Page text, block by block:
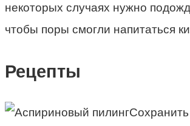
некоторых случаях нужно
чтобы поры смогли напитаться
Рецепты